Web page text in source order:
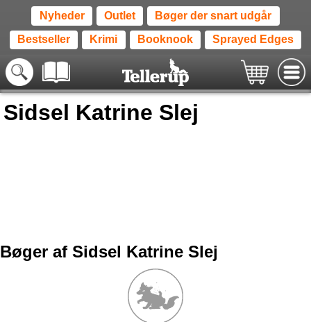
Nyheder Outlet Bøger der snart udgår
Bestseller Krimi Booknook Sprayed Edges
Sidsel Katrine Slej
Bøger af Sidsel Katrine Slej